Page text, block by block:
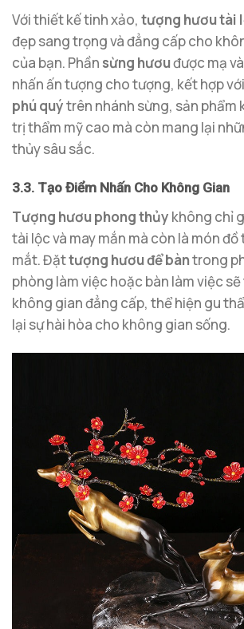
Với thiết kế tinh xảo, tượng hươu tài
đẹp sang trọng và đẳng cấp cho
của bạn. Phần sừng hươuđược mạ
nhấn ấn tượng cho tượng, kết hợp với
phú quýtrên nhánh sừng, sản phẩm
trị thẩm mỹ cao mà còn mang lại
thủy sâu sắc.
3.3. Tạo Điểm Nhấn Cho Không Gian
Tượng hươu phong thủy không chỉ
tài lộc và may mắn mà còn là món
mắt. Đặttượng hươu để bàntrong
phòng làm việc hoặc bàn làm việc
không gian đẳng cấp, thể hiện gu
lại sự hài hòa cho không gian sống.